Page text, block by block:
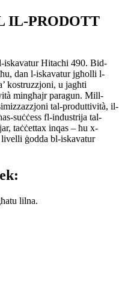
IL-PRODOTT
iskavatur Hitachi 490. Bid-
dan l-iskavatur jgħolli l-
kostruzzjoni, u jagħti
mingħajr paragun. Mill-
tal-produttività, il-
suċċess fl-industrija tal-
taċċettax inqas – ħu x-
ġodda bl-iskavatur
lilna.